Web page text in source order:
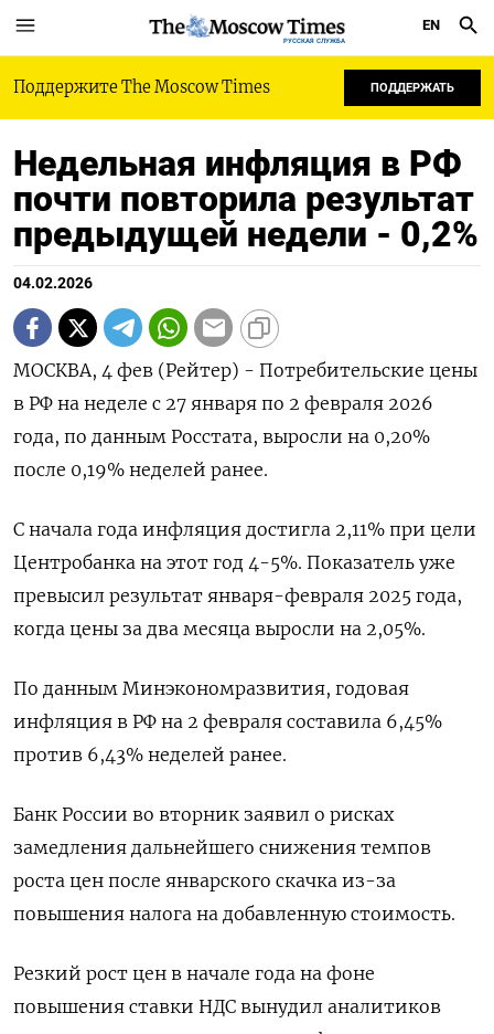
РУССКАЯ СЛУЖБА
EN
Поддержите The Moscow Times ПОДДЕРЖАТЬ
Недельная инфляция в РФ
почти повторила результат
предыдущей недели - 0,2%
04.02.2026
МОСКВА, 4 фев (Рейтер) - Потребительские цены
в РФ на неделе с 27 января ⁠по 2 февраля 2026
года, по данным Росстата, выросли на 0,20%
после ⁠0,19% ​неделей ранее.
С начала ⁠года инфляция достигла 2,11% при ⁠цели
Центробанка на этот год 4-5%. Показатель ‌уже
превысил результат января-февраля ‍2025 года,
когда цены за ‌два месяца выросли на 2,05%.
По ​данным Минэкономразвития, годовая
инфляция в РФ на 2 февраля составила 6,⁠45%
против 6,‍43% неделей ранее.
Банк России во ‌вторник заявил о рисках
замедления дальнейшего снижения темпов
роста цен после январского скачка из-за
повышения налога на добавленную стоимость.
Резкий рост цен в начале ‍года на ‍фоне
повышения ставки НДС вынудил аналитиков